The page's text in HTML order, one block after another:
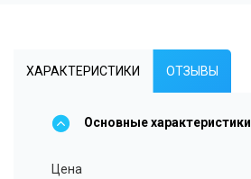
ХАРАКТЕРИСТИКИ ОТЗЫВЫ
Основные характеристики
Цена